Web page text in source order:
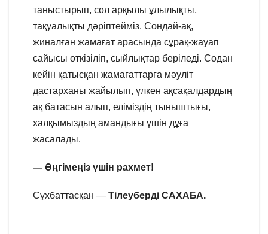
таныстырып, сол арқылы ұлылықты,
тақуалықты дәріптейміз. Сондай-ақ,
жиналған жамағат арасында сұрақ-жауап
сайысы өткізіліп, сыйлықтар беріледі. Содан
кейін қатысқан жамағаттарға мәуліт
дастарханы жайылып, үлкен ақсақалдардың
ақ батасын алып, еліміздің тыныштығы,
халқымыздың амандығы үшін дұға
жасалады.
— Әңгімеңіз үшін рахмет!
Сұхбаттасқан — Тілеуберді САХАБА.